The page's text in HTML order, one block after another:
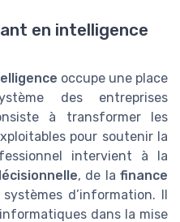
en intelligence
occupe une place
des entreprises
à transformer les
pour soutenir la
intervient à la
, de la finance
d’information. Il
dans la mise